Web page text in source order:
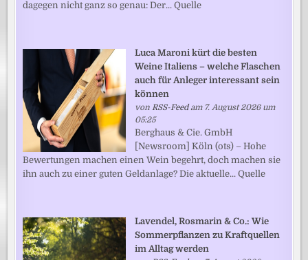
dagegen nicht ganz so genau: Der... Quelle
Luca Maroni kürt die besten
Weine Italiens – welche Flaschen
auch für Anleger interessant sein
können
vonRSS-Feedam 7. August 2026 um
05:25
Berghaus & Cie. GmbH
[Newsroom] Köln (ots) – Hohe
Bewertungen machen einen Wein begehrt, doch machen sie
ihn auch zu einer guten Geldanlage? Die aktuelle... Quelle
Lavendel, Rosmarin & Co.: Wie
Sommerpflanzen zu Kraftquellen
im Alltag werden